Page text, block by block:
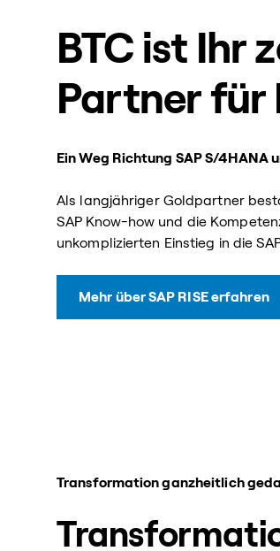
BTC ist Ihr
Partner für
Ein Weg Richtung SAP S/4HANA
Als langjähriger Goldpartner
SAP Know-how und die
unkomplizierten Einstieg in die
Mehr über SAP RISE erfahren
Transformation ganzheitlich